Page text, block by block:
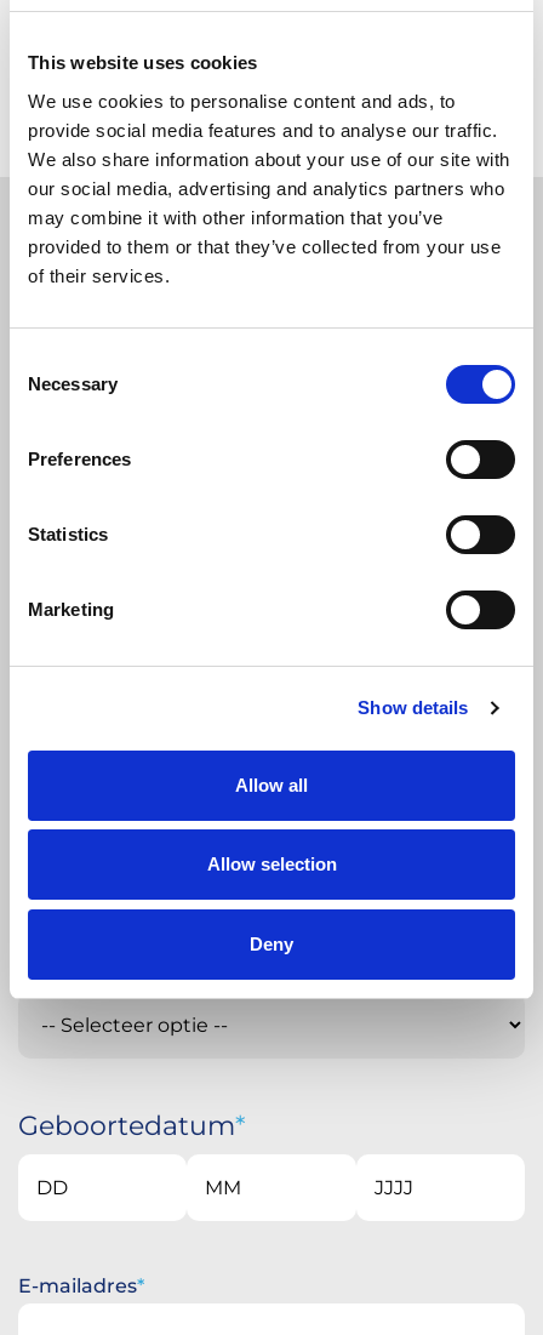
This website uses cookies
We use cookies to personalise content and ads, to
provide social media features and to analyse our traffic.
We also share information about your use of our site with
our social media, advertising and analytics partners who
may combine it with other information that you’ve
provided to them or that they’ve collected from your use
of their services.
Selection
Necessary
Preferences
Statistics
Marketing
Show details
Allow all
Allow selection
Deny
Terug naar overzicht
SOLLICITEER
Achternaam
Geslacht
Geboortedatum
E-mailadres